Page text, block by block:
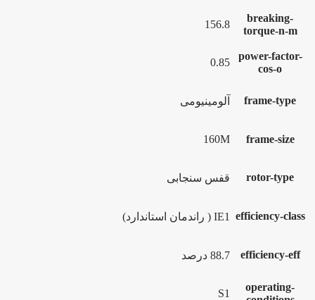
breaking-
torque-n-m
156.8
power-factor-
cos-o
0.85
frame-type آلومینیومی
frame-size
160M
rotor-type قفس سنجابی
efficiency-class IE1 ( راندمان استاندارد)
efficiency-eff 88.7 درصد
operating-
S1